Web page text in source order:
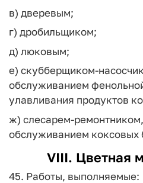
в) дверевым;
г) дробильщиком;
д) люковым;
е) скубберщиком-
обслуживанием
улавливания продуктов
ж) слесарем-
обслуживанием коксовых
VIII. Цветная
45. Работы, выполняемые: